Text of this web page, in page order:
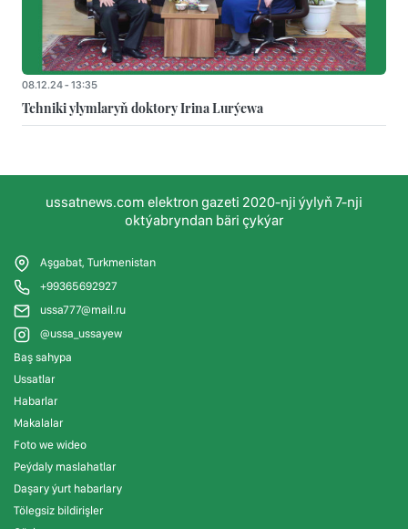
08.12.24 - 13:35
Tehniki ylymlaryň doktory Irina Lurýewa
ussatnews.com elektron gazeti 2020-nji ýylyň 7-nji
oktýabryndan bäri çykýar
Aşgabat, Turkmenistan
+99365692927
ussa777@mail.ru
@ussa_ussayew
Baş sahypa
Ussatlar
Habarlar
Makalalar
Foto we wideo
Peýdaly maslahatlar
Daşary ýurt habarlary
Tölegsiz bildirişler